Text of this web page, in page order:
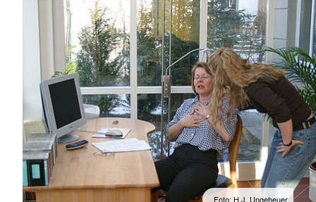
Foto: H.J. Ungeheuer